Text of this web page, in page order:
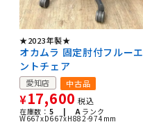
★2023年製★
オカムラ 固定肘付フルーエ
ントチェア
愛知店 中古品
¥17,600 税込
在庫数： 5 | A ランク
W667xD667xH882-974mm